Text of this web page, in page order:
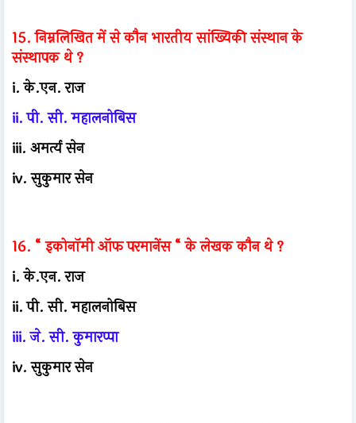
15. निम्नलिखित में से कौन भारतीय सांख्यिकी संस्थान के
संस्थापक थे ?
i. के.एन. राज
ii. पी. सी. महालनोबिस
iii. अमर्त्य सेन
iv. सुकुमार सेन
16. “ इकोनॉमी ऑफ परमानेंस “ के लेखक कौन थे ?
i. के.एन. राज
ii. पी. सी. महालनोबिस
iii. जे. सी. कुमारप्पा
iv. सुकुमार सेन